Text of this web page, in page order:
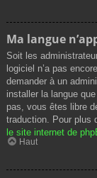
Ma langue
Soit les
logiciel n’a pas
demander à un
installer la langue
pas, vous êtes libre
traduction. Pour plus
le site internet de
Haut